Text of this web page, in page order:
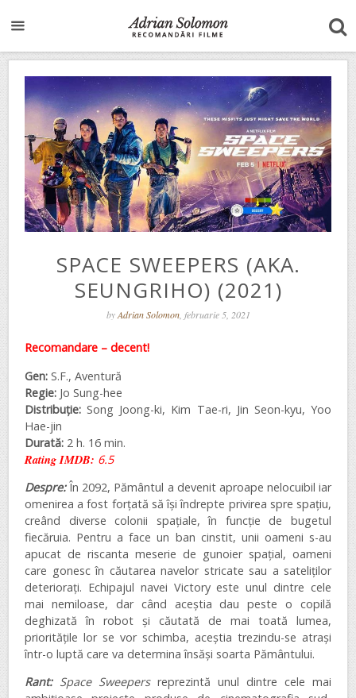
SPACE SWEEPERS (AKA.
SEUNGRIHO) (2021)
byAdrian Solomon, februarie 5, 2021
Recomandare – decent!
Gen: S.F., Aventură
Regie: Jo Sung-hee
Distribuție:Song Joong-ki, Kim Tae-ri, Jin Seon-kyu, Yoo
Hae-jin
Durată: 2 h. 16 min.
Rating IMDB: 6.5
Despre:În 2092, Pământul a devenit aproape nelocuibil iar
omenirea a fost forțată să își îndrepte privirea spre spațiu,
creând diverse colonii spațiale, în funcție de bugetul
fiecăruia. Pentru a face un ban cinstit, unii oameni s-au
apucat de riscanta meserie de gunoier spațial, oameni
care gonesc în căutarea navelor stricate sau a sateliților
deteriorați. Echipajul navei Victory este unul dintre cele
mai nemiloase, dar când aceștia dau peste o copilă
deghizată în robot și căutată de mai toată lumea,
prioritățile lor se vor schimba, aceștia trezindu-se atrași
într-o luptă care va determina însăși soarta Pământului.
Rant: Space Sweepersreprezintă unul dintre cele mai